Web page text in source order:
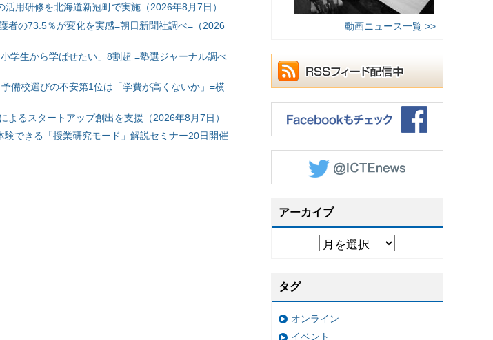
用研修を北海道新冠町で実施（2026年8月7日）
者の73.5％が変化を実感=朝日新聞社調べ=（2026
学生から学ばせたい」8割超 =塾選ジャーナル調べ
備校選びの不安第1位は「学費が高くないか」=横
るスタートアップ創出を支援（2026年8月7日）
できる「授業研究モード」解説セミナー20日開催
動画ニュース一覧 >>
アーカイブ
タグ
オンライン
イベント